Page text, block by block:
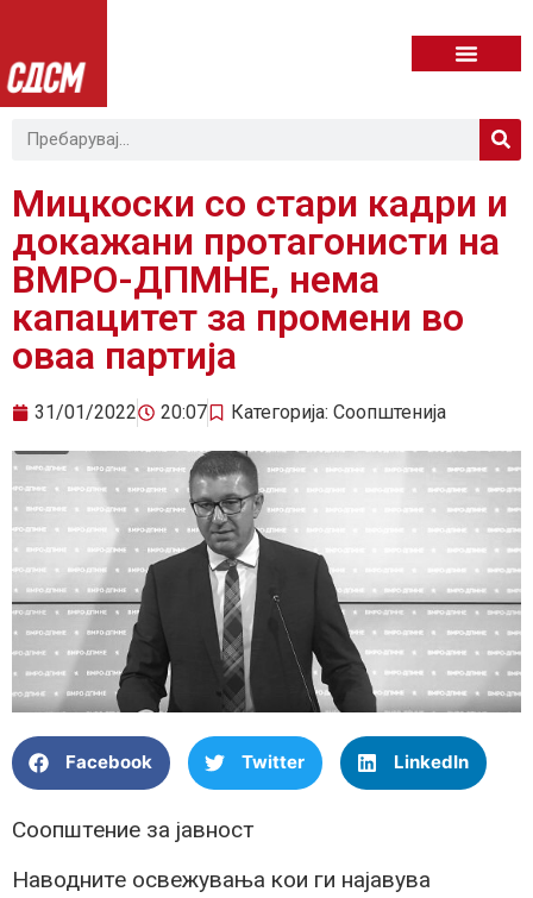
Мицкоски со стари кадри и
докажани протагонисти на
ВМРО-ДПМНЕ, нема
капацитет за промени во
оваа партија
31/01/2022 20:07 Категорија: Соопштенија
Facebook Twitter LinkedIn
Соопштение за јавност
Наводните освежувања кои ги најавува